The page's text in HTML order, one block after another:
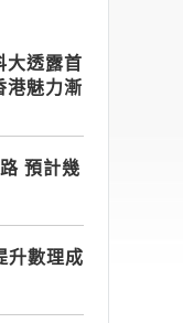
大透露首
港魅力漸
預計幾
升數理成